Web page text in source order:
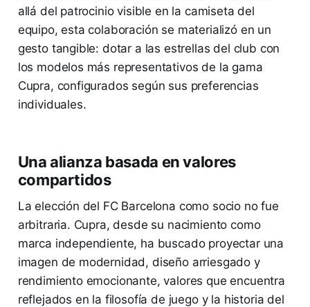
allá del patrocinio visible en la camiseta del
equipo, esta colaboración se materializó en un
gesto tangible: dotar a las estrellas del club con
los modelos más representativos de la gama
Cupra, configurados según sus preferencias
individuales.
Una alianza basada en valores
compartidos
La elección del FC Barcelona como socio no fue
arbitraria. Cupra, desde su nacimiento como
marca independiente, ha buscado proyectar una
imagen de modernidad, diseño arriesgado y
rendimiento emocionante, valores que encuentra
reflejados en la filosofía de juego y la historia del